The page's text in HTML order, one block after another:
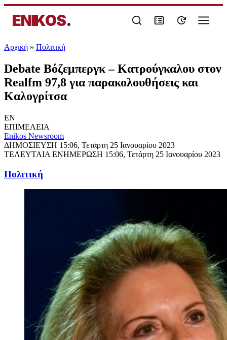
ENIKOS.
Αρχική » Πολιτική
Debate Βόζεμπεργκ – Κατρούγκαλου στον
Realfm 97,8 για παρακολουθήσεις και
Καλογρίτσα
EN
ΕΠΙΜΕΛΕΙΑ
Enikos Newsroom
ΔΗΜΟΣΙΕΥΣΗ 15:06, Τετάρτη 25 Ιανουαρίου 2023
ΤΕΛΕΥΤΑΙΑ ΕΝΗΜΕΡΩΣΗ 15:06, Τετάρτη 25 Ιανουαρίου 2023
Πολιτική